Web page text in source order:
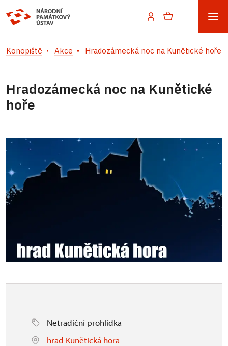
Konopiště Akce Hradozámecká noc na Kunětické hoře
Hradozámecká noc na Kunětické
hoře
Netradiční prohlídka
hrad Kunětická hora